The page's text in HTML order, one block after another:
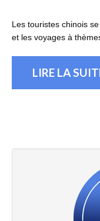
Les touristes chinois
et les voyages à
LIRE LA